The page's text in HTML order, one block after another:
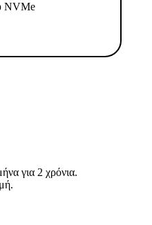
NVMe
για 2 χρόνια.